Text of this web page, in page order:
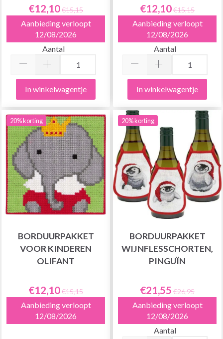
€12,10€15,15
Aanbieding verloopt
12/08/2026
Aantal
In winkelwagentje
€12,10€15,15
Aanbieding verloopt
12/08/2026
Aantal
In winkelwagentje
20% korting
BORDUURPAKKET
VOOR KINDEREN
OLIFANT
€12,10€15,15
Aanbieding verloopt
12/08/2026
20% korting
BORDUURPAKKET
WIJNFLESSCHORTEN,
PINGUÏN
€21,55 €26,95
Aanbieding verloopt
12/08/2026
Aantal